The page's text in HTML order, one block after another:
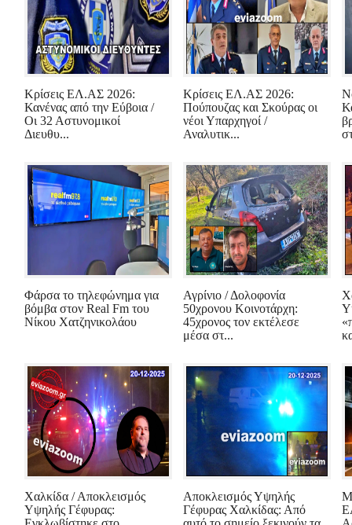
Κρίσεις ΕΛ.ΑΣ 2026:
Κανένας από την Εύβοια /
Οι 32 Αστυνομικοί
Διευθυ...
Κρίσεις ΕΛ.ΑΣ 2026:
Πούπουζας και Σκούρας οι
νέοι Υπαρχηγοί /
Αναλυτικ...
Φάρσα το τηλεφώνημα για
βόμβα στον Real Fm του
Νίκου Χατζηνικολάου
Αγρίνιο / Δολοφονία
50χρονου Κοινοτάρχη:
45χρονος τον εκτέλεσε
μέσα στ...
Χαλκίδα / Αποκλεισμός
Υψηλής Γέφυρας:
Αποκλεισμός Υψηλής
Γέφυρας Χαλκίδας: Από